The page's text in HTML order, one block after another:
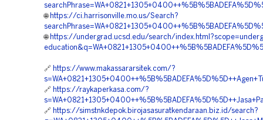
🌐 https://ci.harrisonville.mo.us/Search?
🌐 https://undergrad.ucsd.edu/search/
🔗 https://www.makassararsitek.com/?
🔗 https://raykaperkasa.com/?
🔗 https://simstnkdepok.birojasasuratkendaraan.biz.id/search?